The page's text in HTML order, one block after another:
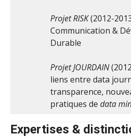
Projet RISK(2012-
Communication &
Durable
Projet JOURDAIN
liens entre data
transparence,
pratiques de data
Expertises &